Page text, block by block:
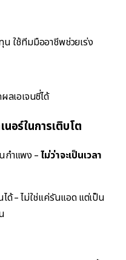
ใช้ทีมมืออาชีพช่วยเร่ง
ลเอเจนซี่ได้
นอร์ในการเติบโต
กำแพง -ไม่ว่าจะเป็นเวลา
ด้ - ไม่ใช่แค่รันแอด แต่เป็น